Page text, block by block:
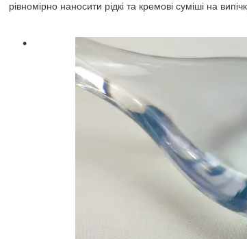
рівномірно наносити рідкі та кремові суміші на